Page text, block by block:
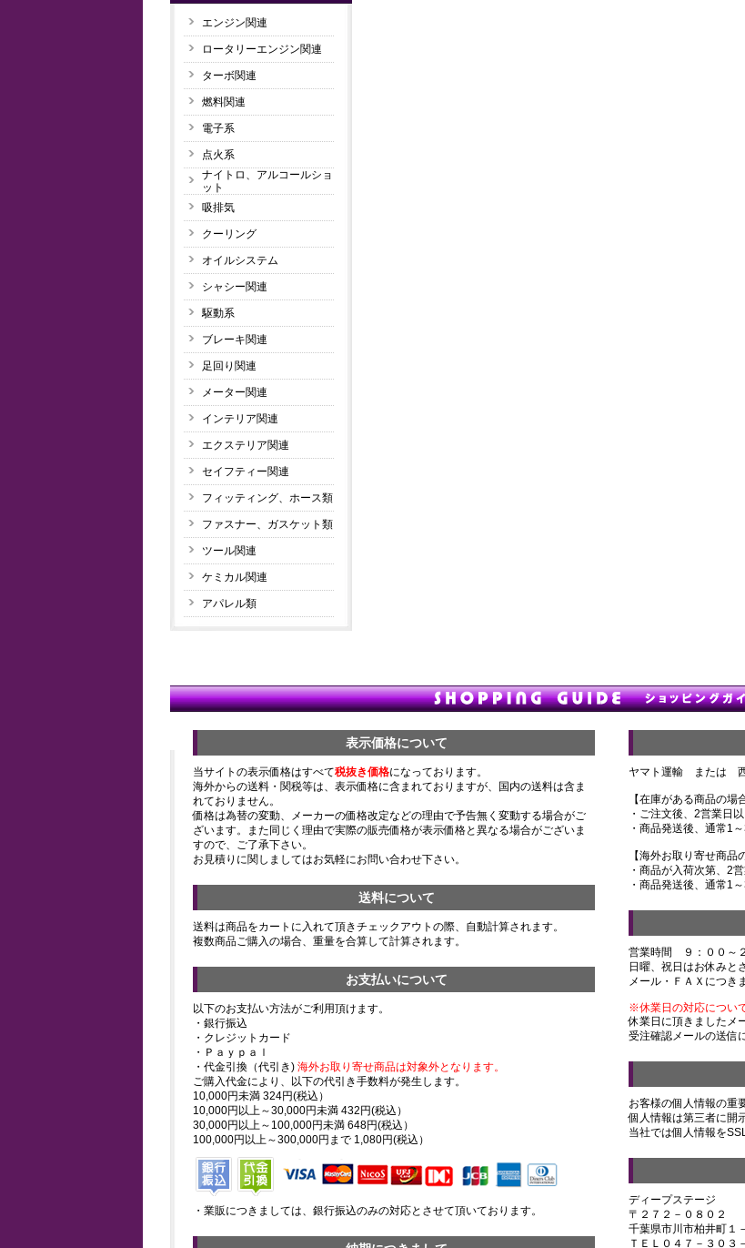
エンジン関連
ロータリーエンジン関連
ターボ関連
燃料関連
電子系
点火系
ナイトロ、アルコールショ
ット
吸排気
クーリング
オイルシステム
シャシー関連
駆動系
ブレーキ関連
足回り関連
メーター関連
インテリア関連
エクステリア関連
セイフティー関連
フィッティング、ホース類
ファスナー、ガスケット類
ツール関連
ケミカル関連
アパレル類
表示価格について
当サイトの表示価格はすべて税抜き価格になっております。
海外からの送料・関税等は、表示価格に含まれておりますが、国内の送料は含ま
れておりません。
価格は為替の変動、メーカーの価格改定などの理由で予告無く変動する場合がご
ざいます。また同じく理由で実際の販売価格が表示価格と異なる場合がございま
すので、ご了承下さい。
お見積りに関しましてはお気軽にお問い合わせ下さい。
送料について
送料は商品をカートに入れて頂きチェックアウトの際、自動計算されます。
複数商品ご購入の場合、重量を合算して計算されます。
お支払いについて
以下のお支払い方法がご利用頂けます。
・銀行振込
・クレジットカード
・Ｐａｙｐａｌ
・代金引換（代引き) 海外お取り寄せ商品は対象外となります。
ご購入代金により、以下の代引き手数料が発生します。
10,000円未満 324円(税込）
10,000円以上～30,000円未満 432円(税込）
30,000円以上～100,000円未満 648円(税込）
100,000円以上～300,000円まで 1,080円(税込）
・業販につきましては、銀行振込のみの対応とさせて頂いております。
ヤマト運輸 または
【在庫がある商品の場
・ご注文後、2営業日
・商品発送後、通常1
【海外お取り寄せ商品
・商品が入荷次第、2
・商品発送後、通常1
営業時間 ９：００～
日曜、祝日はお休みと
メール・ＦＡＸにつき
※休業日の対応につい
休業日に頂きましたメ
受注確認メールの送信
お客様の個人情報の重
個人情報は第三者に開
当社では個人情報を
ディープステージ
〒２７２－０８０２
千葉県市川市柏井町１
ＴＥＬ０４７－３０３